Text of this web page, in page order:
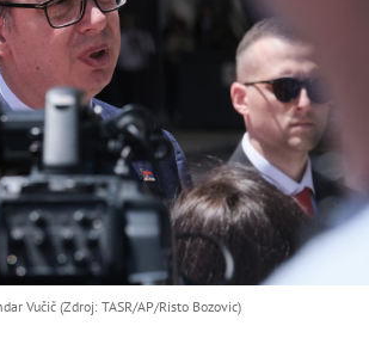
Vučič (Zdroj: TASR/AP/Risto Bozovic)